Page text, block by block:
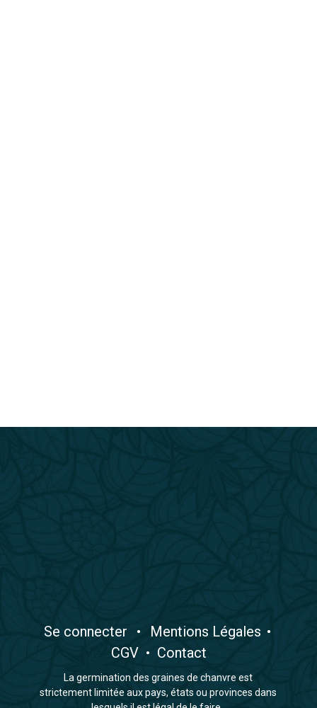
​Se connecter • ​Mentions Légales •
CGV• Contact
La germination des graines de chanvre est
strictement limitée aux pays, états ou provinces dans